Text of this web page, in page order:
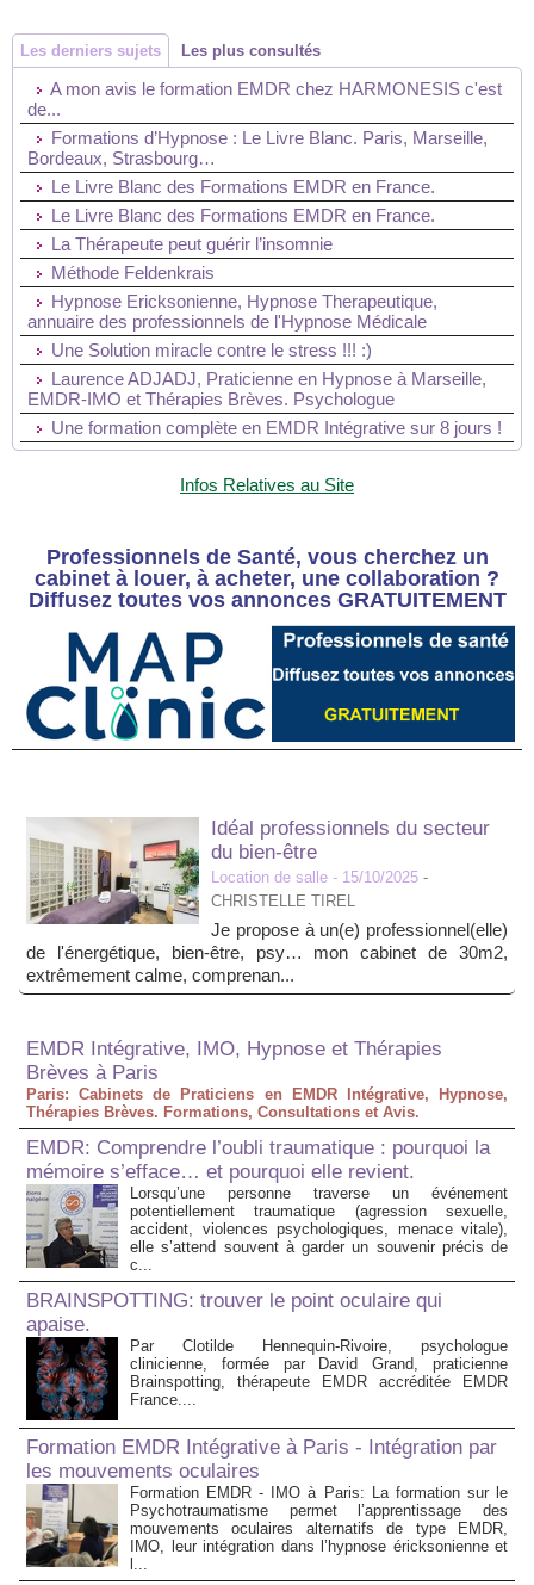
Les derniers sujets Les plus consultés
A mon avis le formation EMDR chez HARMONESIS c'est
de...
Formations d’Hypnose : Le Livre Blanc. Paris, Marseille,
Bordeaux, Strasbourg…
Le Livre Blanc des Formations EMDR en France.
Le Livre Blanc des Formations EMDR en France.
La Thérapeute peut guérir l’insomnie
Méthode Feldenkrais
Hypnose Ericksonienne, Hypnose Therapeutique,
annuaire des professionnels de l'Hypnose Médicale
Une Solution miracle contre le stress !!! :)
Laurence ADJADJ, Praticienne en Hypnose à Marseille,
EMDR-IMO et Thérapies Brèves. Psychologue
Une formation complète en EMDR Intégrative sur 8 jours !
Infos Relatives au Site
Professionnels de Santé, vous cherchez un
cabinet à louer, à acheter, une collaboration ?
Diffusez toutes vos annonces GRATUITEMENT
Idéal professionnels du secteur
du bien-être
Location de salle - 15/10/2025 -
CHRISTELLE TIREL
Je propose à un(e) professionnel(elle)
de l'énergétique, bien-être, psy… mon cabinet de 30m2,
extrêmement calme, comprenan...
EMDR Intégrative, IMO, Hypnose et Thérapies
Brèves à Paris
Paris: Cabinets de Praticiens en EMDR Intégrative, Hypnose,
Thérapies Brèves. Formations, Consultations et Avis.
EMDR: Comprendre l’oubli traumatique : pourquoi la
mémoire s’efface… et pourquoi elle revient.
Lorsqu’une personne traverse un événement
potentiellement traumatique (agression sexuelle,
accident, violences psychologiques, menace vitale),
elle s’attend souvent à garder un souvenir précis de
c...
BRAINSPOTTING: trouver le point oculaire qui
apaise.
Par Clotilde Hennequin-Rivoire, psychologue
clinicienne, formée par David Grand, praticienne
Brainspotting, thérapeute EMDR accréditée EMDR
France....
Formation EMDR Intégrative à Paris - Intégration par
les mouvements oculaires
Formation EMDR - IMO à Paris: La formation sur le
Psychotraumatisme permet l’apprentissage des
mouvements oculaires alternatifs de type EMDR,
IMO, leur intégration dans l’hypnose éricksonienne et
l...